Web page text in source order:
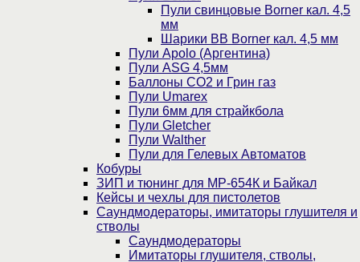
Пули свинцовые Borner кал. 4,5
мм
Шарики BB Borner кал. 4,5 мм
Пули Apolo (Аргентина)
Пули ASG 4,5мм
Баллоны CO2 и Грин газ
Пули Umarex
Пули 6мм для страйкбола
Пули Gletcher
Пули Walther
Пули для Гелевых Автоматов
Кобуры
ЗИП и тюнинг для МР-654К и Байкал
Кейсы и чехлы для пистолетов
Саундмодераторы, имитаторы глушителя и
стволы
Саундмодераторы
Имитаторы глушителя, стволы,